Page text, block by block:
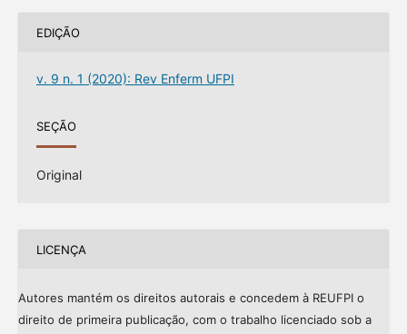
EDIÇÃO
v. 9 n. 1 (2020): Rev Enferm UFPI
SEÇÃO
Original
LICENÇA
Autores mantém os direitos autorais e concedem à REUFPI o
direito de primeira publicação, com o trabalho licenciado sob a